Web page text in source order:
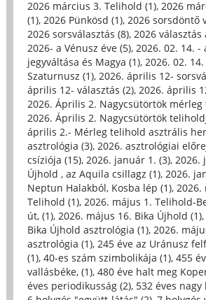
2026 március 3. Telihold (1), 2026
(1), 2026 Pünkösd (1), 2026 sorsdöntő
2026 sorsválasztás (8), 2026 választás
2026- a Vénusz éve (5), 2026. 02. 14. -
jegyváltása és Magya (1), 2026. 02.
Szaturnusz (1), 2026. április 12-
április 12- választás (2), 2026. április
2026. Április 2. Nagycsütörtök
2026. Április 2. Nagycsütörtök
április 2.- Mérleg telihold asztrális
asztrológia (3), 2026. asztrológiai
csíziója (15), 2026. január 1. (3), 2026.
Újhold , az Aquila csillagz (1), 2026.
Neptun Halakból, Kosba lép (1), 2026.
Telihold (1), 2026. május 1. Telihold-
út, (1), 2026. május 16. Bika Újhold (1),
Bika Újhold asztrológia (1), 2026.
asztrológia (1), 245 éve az Uránusz
(1), 40-es szám szimbolikája (1), 455
vallásbéke, (1), 480 éve halt meg
éves periodikusság (2), 532 éves